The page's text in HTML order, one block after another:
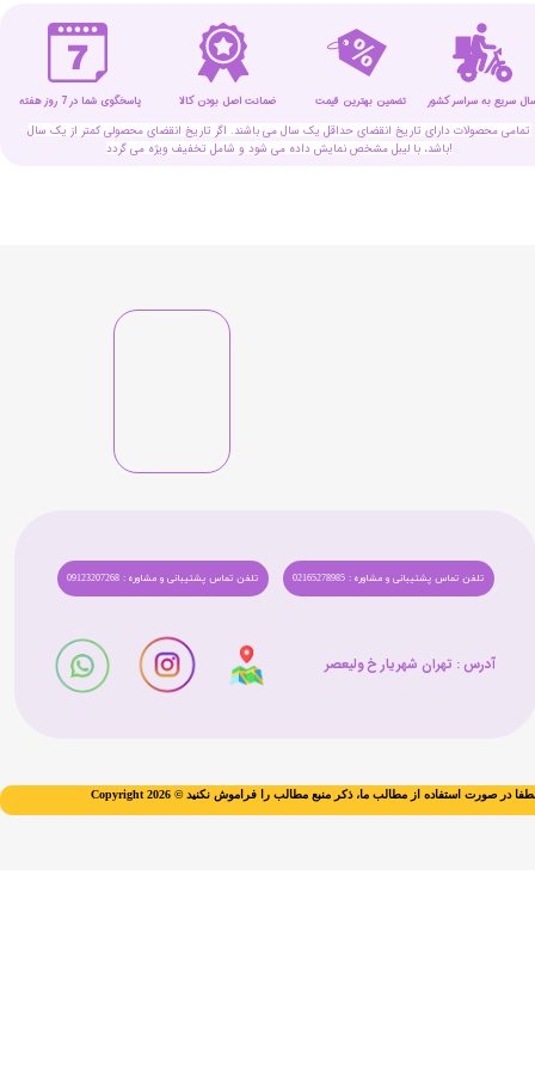
تمامی محصولات دارای تاریخ انقضای حداقل یک سال می باشند. اگر تاریخ انقضای محصولی کمتر از یک سال
باشد، با لیبل مشخص نمایش داده می شود و شامل تخفیف ویژه می گردد!
ضمانت اصل بودن کالا تضمین بهترین قیمت پاسخگوی شما در 7 روز هفته سریع به سراسر کشور
تلفن تماس پشتیبانی و مشاوره : 09123207268 تلفن تماس پشتیبانی و مشاوره : 02165278985
آدرس : تهران شهریار خ ولیعصر​​​​​​​